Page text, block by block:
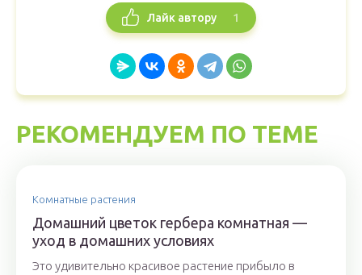
Лайк автору 1
РЕКОМЕНДУЕМ ПО ТЕМЕ
Комнатные растения
Домашний цветок гербера комнатная —
уход в домашних условиях
Это удивительно красивое растение прибыло в